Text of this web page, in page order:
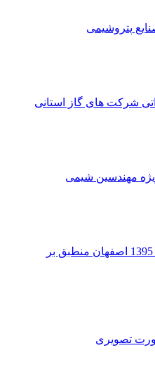
شرکت های گاز استانی
شیمی
ژئودیتابیس بلوک های آماری 1395 اصفهان منطبق بر